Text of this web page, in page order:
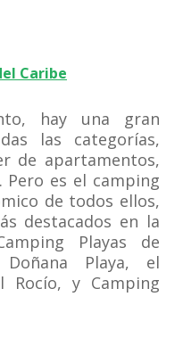
Caribe
hay una gran
las categorías,
de apartamentos,
Pero es el camping
de todos ellos,
destacados en la
Playas de
Playa, el
Rocío, y Camping